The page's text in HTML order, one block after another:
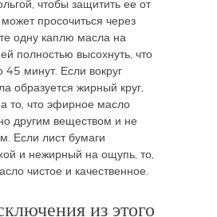
чтобы защитить ее от
просочиться через
одну каплю масла на
полностью высохнуть, что
45 минут. Если вокруг
образуется жирный круг,
то, что эфирное масло
другим веществом и не
Если лист бумаги
и нежирный на ощупь, то,
чистое и качественное.
из этого